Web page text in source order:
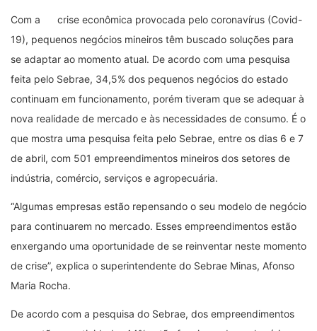
Com a
crise econômica provocada pelo coronavírus (Covid-
19), pequenos negócios mineiros têm buscado soluções para
se adaptar ao momento atual. De acordo com uma pesquisa
feita pelo Sebrae, 34,5% dos pequenos negócios do estado
continuam em funcionamento, porém tiveram que se adequar à
nova realidade de mercado e às necessidades de consumo. É o
que mostra uma pesquisa feita pelo Sebrae, entre os dias 6 e 7
de abril, com 501 empreendimentos mineiros dos setores de
indústria, comércio, serviços e agropecuária.
“Algumas empresas estão repensando o seu modelo de negócio
para continuarem no mercado. Esses empreendimentos estão
enxergando uma oportunidade de se reinventar neste momento
de crise”, explica o superintendente do Sebrae Minas, Afonso
Maria Rocha.
De acordo com a pesquisa do Sebrae, dos empreendimentos